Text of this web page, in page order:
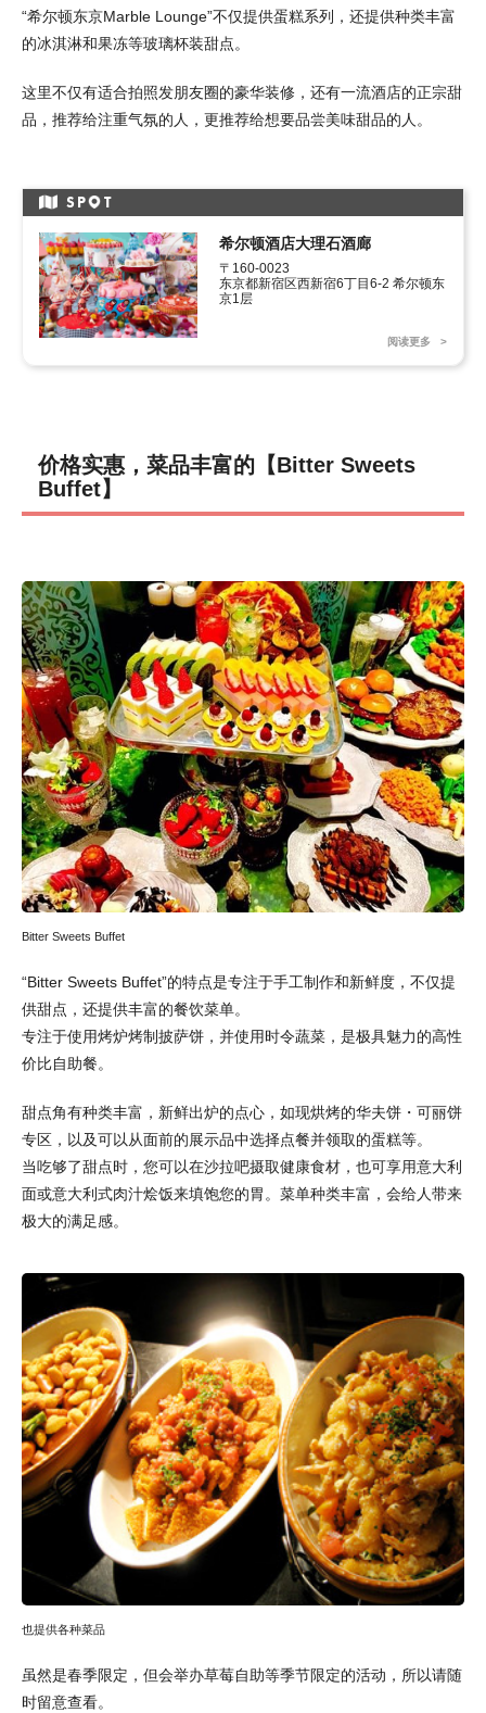
“希尔顿东京Marble Lounge”不仅提供蛋糕系列，还提供种类丰富
的冰淇淋和果冻等玻璃杯装甜点。
这里不仅有适合拍照发朋友圈的豪华装修，还有一流酒店的正宗甜
品，推荐给注重气氛的人，更推荐给想要品尝美味甜品的人。
SP T
希尔顿酒店大理石酒廊
〒160-0023
东京都新宿区西新宿6丁目6-2 希尔顿东
京1层
阅读更多
价格实惠，菜品丰富的【Bitter Sweets
Buffet】
Bitter Sweets Buffet
“Bitter Sweets Buffet”的特点是专注于手工制作和新鲜度，不仅提
供甜点，还提供丰富的餐饮菜单。
专注于使用烤炉烤制披萨饼，并使用时令蔬菜，是极具魅力的高性
价比自助餐。
甜点角有种类丰富，新鲜出炉的点心，如现烘烤的华夫饼・可丽饼
专区，以及可以从面前的展示品中选择点餐并领取的蛋糕等。
当吃够了甜点时，您可以在沙拉吧摄取健康食材，也可享用意大利
面或意大利式肉汁烩饭来填饱您的胃。菜单种类丰富，会给人带来
极大的满足感。
也提供各种菜品
虽然是春季限定，但会举办草莓自助等季节限定的活动，所以请随
时留意查看。